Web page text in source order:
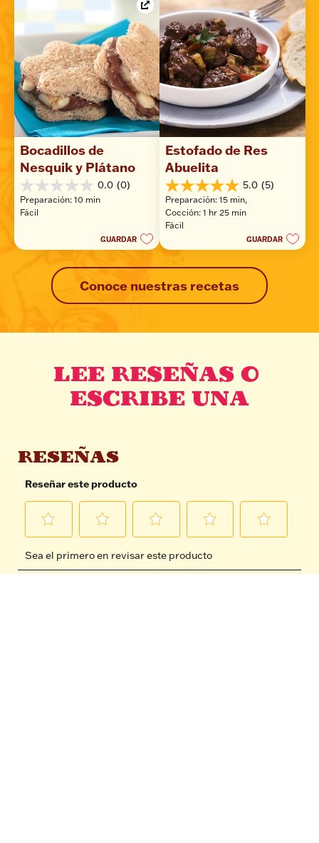
Bocadillos de
Nesquik y Plátano
0.0 (0)
0.0
de
5
Preparación: 10 min
Fácil
GUARDAR
Estofado de Res
Abuelita
5.0 (5)
5.0
de
5
estrellas.
Preparación: 15 min,
Cocción: 1 hr 25 min
Fácil
GUARDAR
Conoce nuestras recetas
LEE RESEÑAS O
ESCRIBE UNA